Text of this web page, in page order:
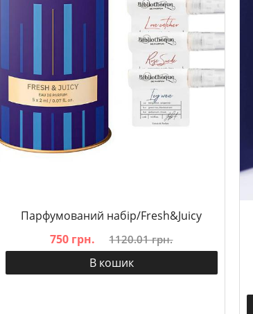
Парфумований набір/Fresh&Juicy
750 грн.
1120.01 грн.
В кошик